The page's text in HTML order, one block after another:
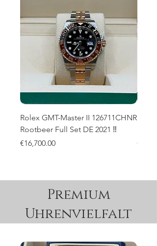
Rolex GMT-Master II 126711CHNR
Rootbeer Full Set DE 2021 ‼️
Price
€16,700.00
Price
Premium
Uhrenvielfalt